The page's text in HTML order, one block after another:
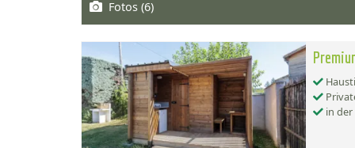
Fotos (6)
in